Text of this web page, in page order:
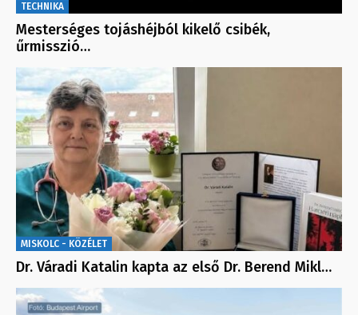
TECHNIKA
Mesterséges tojáshéjból kikelő csibék,
űrmisszió…
MISKOLC - KÖZÉLET
Dr. Váradi Katalin kapta az első Dr. Berend Mikl…